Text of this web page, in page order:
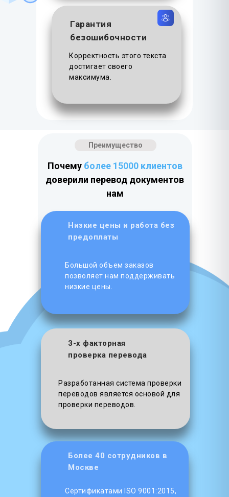
Гарантия
безошибочности
Корректность этого текста
достигает своего
максимума.
Низкие цены и работа без
предоплаты
3-х факторная
проверка перевода
Разработанная система проверки
переводов является основой для
проверки переводов.
Преимущество
Почему более 15000 клиентов
доверили перевод документов
нам
Большой объем заказов
позволяет нам поддерживать
низкие цены.
Более 40 сотрудников в
Москве
Сертификатами ISO 9001:2015,